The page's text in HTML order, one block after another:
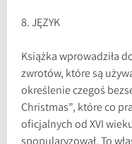
8. JĘZYK
Książka wprowadziła
zwrotów, które są
określenie czegoś
Christmas”, które co
oficjalnych od XVI